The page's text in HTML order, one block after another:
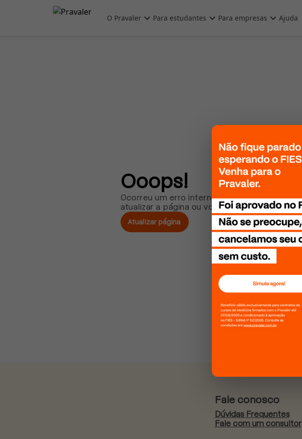
Pular para o conteúdo principal
O Pravaler Para estudantes Para empresas Ajuda
Ooops!
Ocorreu um erro interno. Por favor, tente
atualizar a página ou volte mais tarde!
Atualizar página
Fale conosco
Dúvidas Frequentes
Fale com um consultor